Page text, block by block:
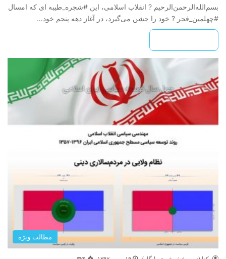
بسم‌الله‌الرحمن‌الرحیم ? انقلاب اسلامی، این #شجره_طیبه‌ ای که امسال
#چهلمین_فجر ? خود را جشن می‌گیرد، در آغاز دهه پنجم خود…
مطالب ویژه